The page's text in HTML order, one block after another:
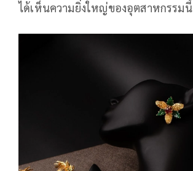
ได้เห็นความยิ่งใหญ่ของอุตสาหกรรมนี้